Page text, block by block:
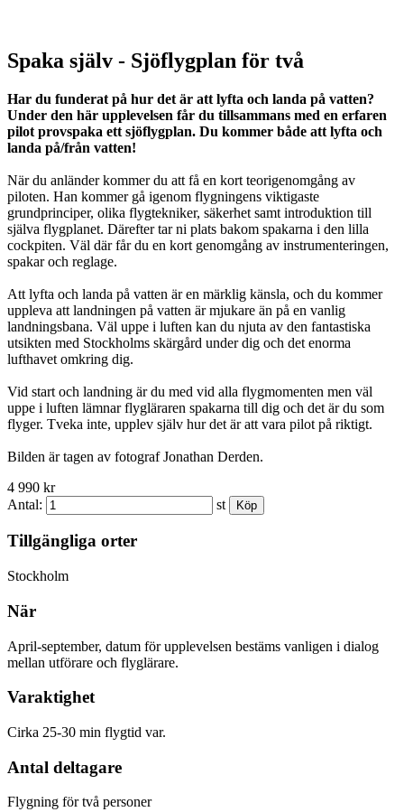
Spaka själv - Sjöflygplan för två
Har du funderat på hur det är att lyfta och landa på vatten?
Under den här upplevelsen får du tillsammans med en erfaren
pilot provspaka ett sjöflygplan. Du kommer både att lyfta och
landa på/från vatten!
När du anländer kommer du att få en kort teorigenomgång av
piloten. Han kommer gå igenom flygningens viktigaste
grundprinciper, olika flygtekniker, säkerhet samt introduktion till
själva flygplanet. Därefter tar ni plats bakom spakarna i den lilla
cockpiten. Väl där får du en kort genomgång av instrumenteringen,
spakar och reglage.
Att lyfta och landa på vatten är en märklig känsla, och du kommer
uppleva att landningen på vatten är mjukare än på en vanlig
landningsbana. Väl uppe i luften kan du njuta av den fantastiska
utsikten med Stockholms skärgård under dig och det enorma
lufthavet omkring dig.
Vid start och landning är du med vid alla flygmomenten men väl
uppe i luften lämnar flygläraren spakarna till dig och det är du som
flyger. Tveka inte, upplev själv hur det är att vara pilot på riktigt.
Bilden är tagen av fotograf Jonathan Derden.
4 990 kr
Antal:
st
Tillgängliga orter
Stockholm
När
April-september, datum för upplevelsen bestäms vanligen i dialog
mellan utförare och flyglärare.
Varaktighet
Cirka 25-30 min flygtid var.
Antal deltagare
Flygning för två personer